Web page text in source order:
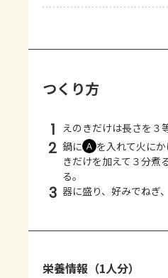
つくり方
1 えのきだけは長さを３
2 鍋に Ａ を入れて火に
きだけを加えて３分煮
る。
3 器に盛り、好みでねぎ
栄養情報（1人分）